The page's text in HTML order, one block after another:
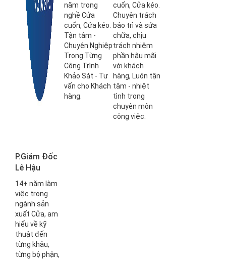
P.Giám Đốc
Lê Hậu
14+ năm làm
việc trong
ngành sản
xuất Cửa, am
hiểu về kỹ
thuật đến
từng khâu,
từng bộ phận,
năm trong
nghề Cửa
cuốn, Cửa kéo.
Tận tâm -
Chuyên Nghiệp
Trong Từng
Công Trình
Khảo Sát - Tư
vấn cho Khách
hàng.
cuốn, Cửa kéo.
Chuyên trách
bảo trì và sửa
chữa, chịu
trách nhiệm
phần hậu mãi
với khách
hàng, Luôn tận
tâm - nhiệt
tình trong
chuyên môn
công việc.